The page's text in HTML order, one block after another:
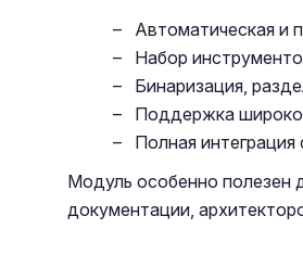
Автоматическая и
Набор
Бинаризация,
Поддержка
Полная
Модуль особенно полезен
документации,